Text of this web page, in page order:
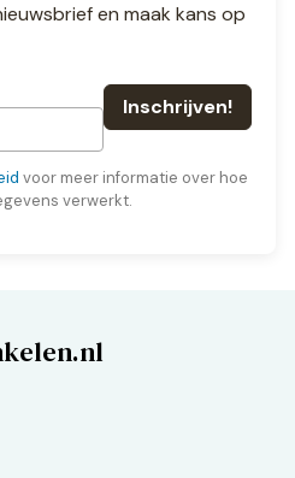
en maak kans op
voor meer informatie over hoe
verwerkt.